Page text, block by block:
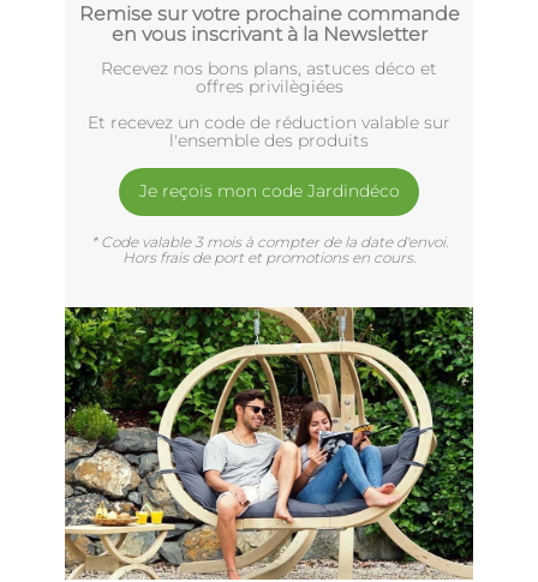
Remise sur votre prochaine commande
en vous inscrivant à la Newsletter
Recevez nos bons plans, astuces déco et
offres privilègiées
Et recevez un code de réduction valable sur
l'ensemble des produits
Je reçois mon code Jardindéco
* Code valable 3 mois à compter de la date d'envoi.
Hors frais de port et promotions en cours.